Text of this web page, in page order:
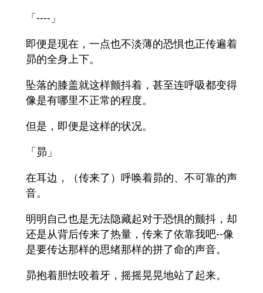
「----」
即便是现在，一点也不淡薄的恐惧也正传遍着
昴的全身上下。
坠落的膝盖就这样颤抖着，甚至连呼吸都变得
像是有哪里不正常的程度。
但是，即便是这样的状况。
「昴」
在耳边，（传来了）呼唤着昴的、不可靠的声
音。
明明自己也是无法隐藏起对于恐惧的颤抖，却
还是从背后传来了热量，传来了依靠我吧--像
是要传达那样的思绪那样的拼了命的声音。
昴抱着胆怯咬着牙，摇摇晃晃地站了起来。